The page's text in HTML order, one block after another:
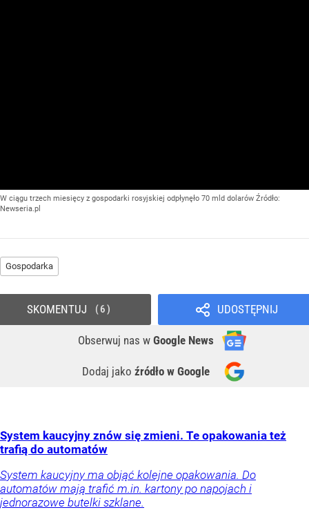
W ciągu trzech miesięcy z gospodarki rosyjskiej odpłynęło 70 mld dolarów Źródło:
Newseria.pl
Gospodarka
UDOSTĘPNIJ
Obserwuj nas w Google News
Dodaj jako źródło w Google
SKOMENTUJ 6
System kaucyjny znów się zmieni. Te opakowania też
trafią do automatów
System kaucyjny ma objąć kolejne opakowania. Do
automatów mają trafić m.in. kartony po napojach i
jednorazowe butelki szklane.